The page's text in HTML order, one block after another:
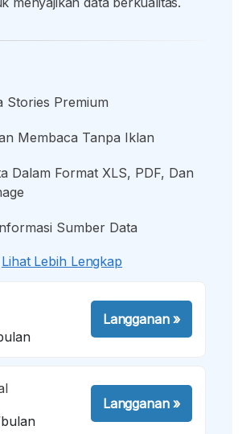
Stories Premium
Membaca Tanpa Iklan
Dalam Format XLS, PDF, Dan
Sumber Data
Lihat Lebih Lengkap
Langganan»
Langganan»